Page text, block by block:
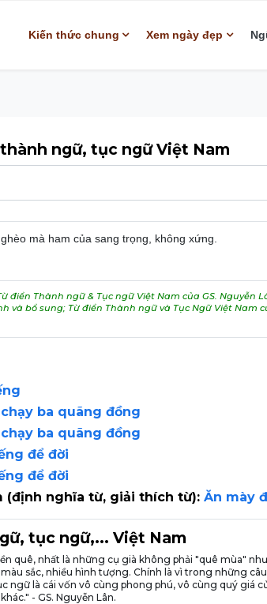
Kiến thức chung Xem ngày đẹp
ngữ, tục ngữ Việt Nam
mà ham của sang trọng, không xứng.
điển Thành ngữ & Tục ngữ Việt Nam của GS. Nguyễn
và bổ sung; Từ điển Thành ngữ và Tục Ngữ Việt Nam
ba quãng đồng
ba quãng đồng
để đời
để đời
(định nghĩa từ, giải thích từ): Ăn mày
tục ngữ,... Việt Nam
quê, nhất là những cụ già không phải "quê mùa"
màu sắc, nhiều hình tượng. Chính là vì trong những
ngữ là cái vốn vô cùng phong phú, vô cùng quý giá
- GS. Nguyễn Lân.